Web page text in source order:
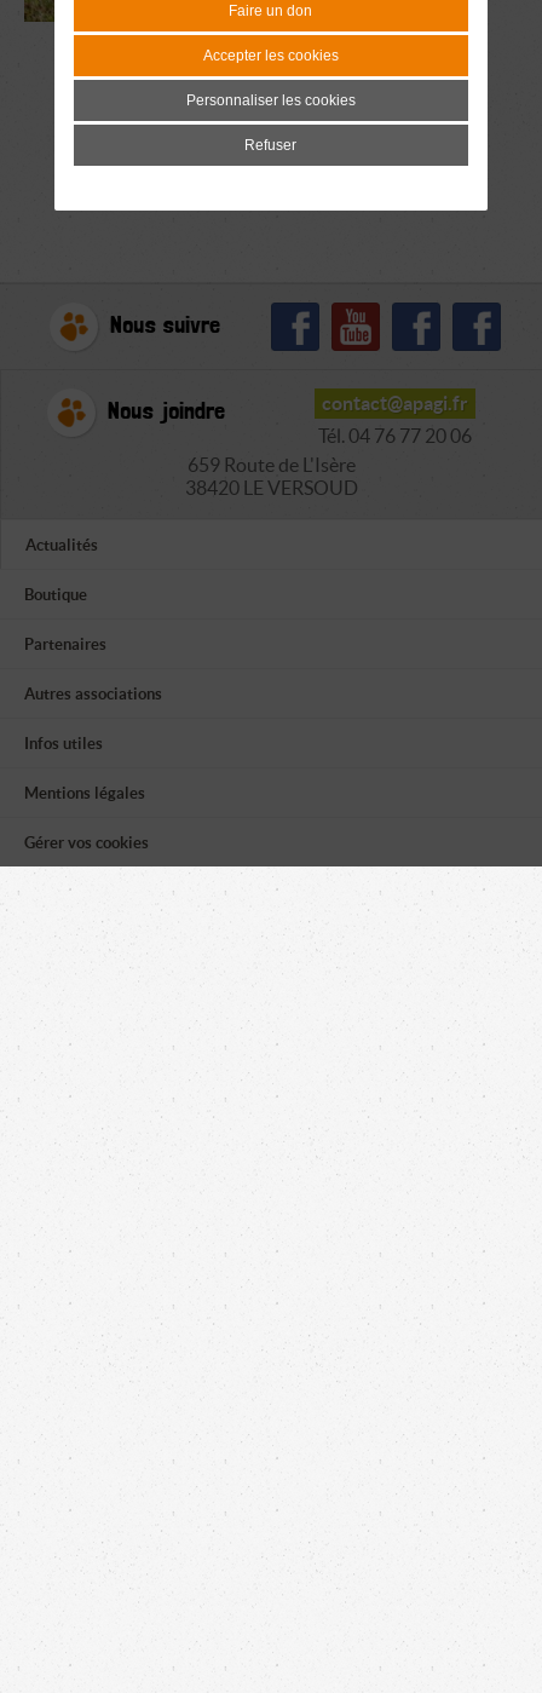
Nous suivre
Nous joindre
contact@apagi.fr
Tél. 04 76 77 20 06
659 Route de L'Isère
38420 LE VERSOUD
Actualités
Boutique
Partenaires
Autres associations
Infos utiles
Mentions légales
Gérer vos cookies
Faire un don
Accepter les cookies
Personnaliser les cookies
Refuser